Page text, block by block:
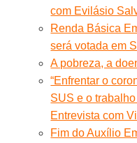
com Evilásio
Renda Básica
será votada em
A pobreza, a
“Enfrentar o
SUS e o
Entrevista com
Fim do Auxílio